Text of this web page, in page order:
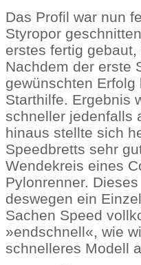
Das Profil war nun
Styropor
erstes fertig
Nachdem der erste
gewünschten
Starthilfe. Ergebnis
schneller jedenfalls
hinaus stellte sich
Speedbretts sehr
Wendekreis eines
Pylonrenner.
deswegen ein
Sachen Speed
»endschnell«, wie
schnelleres Modell